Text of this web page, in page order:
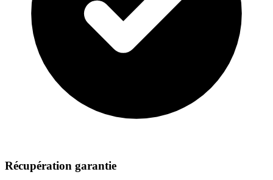
Récupération garantie